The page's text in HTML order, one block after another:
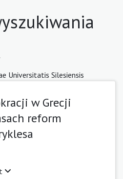
Universitatis Silesiensis
w Grecji
reform